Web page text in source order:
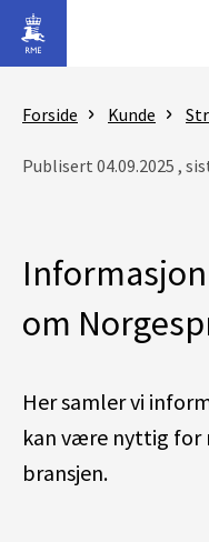
Gå til hovedinnhold
Forside Kunde
Publisert 04.09.2025 ,
om
Her samler vi
kan være nyttig for
bransjen.